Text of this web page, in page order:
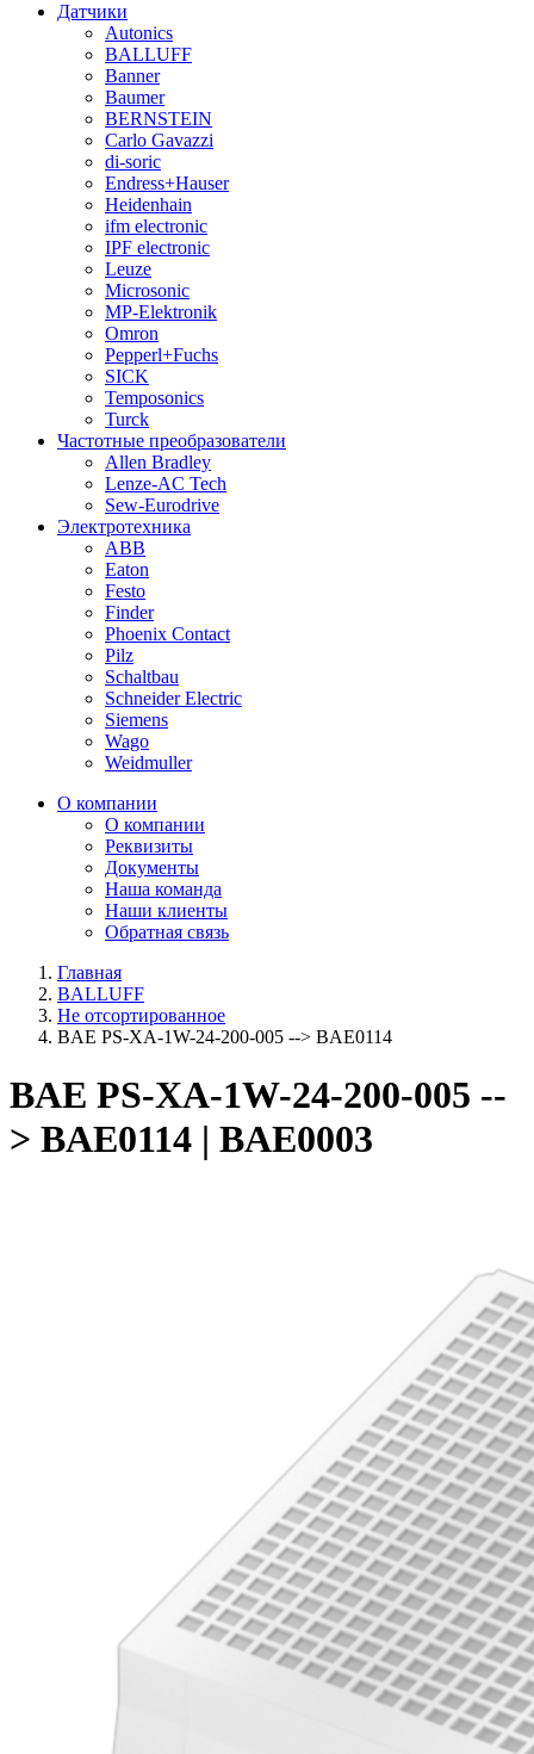
Датчики
Autonics
BALLUFF
Banner
Baumer
BERNSTEIN
Carlo Gavazzi
di-soric
Endress+Hauser
Heidenhain
ifm electronic
IPF electronic
Leuze
Microsonic
MP-Elektronik
Omron
Pepperl+Fuchs
SICK
Temposonics
Turck
Частотные преобразователи
Allen Bradley
Lenze-AC Tech
Sew-Eurodrive
Электротехника
ABB
Eaton
Festo
Finder
Phoenix Contact
Pilz
Schaltbau
Schneider Electric
Siemens
Wago
Weidmuller
О компании
О компании
Реквизиты
Документы
Наша команда
Наши клиенты
Обратная связь
Главная
BALLUFF
Не отсортированное
BAE PS-XA-1W-24-200-005 --> BAE0114
BAE PS-XA-1W-24-200-005 --
> BAE0114 | BAE0003